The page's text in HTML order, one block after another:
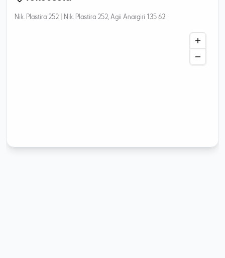
Nik. Plastira 252 | Nik. Plastira 252, Agii Anargiri 135 62